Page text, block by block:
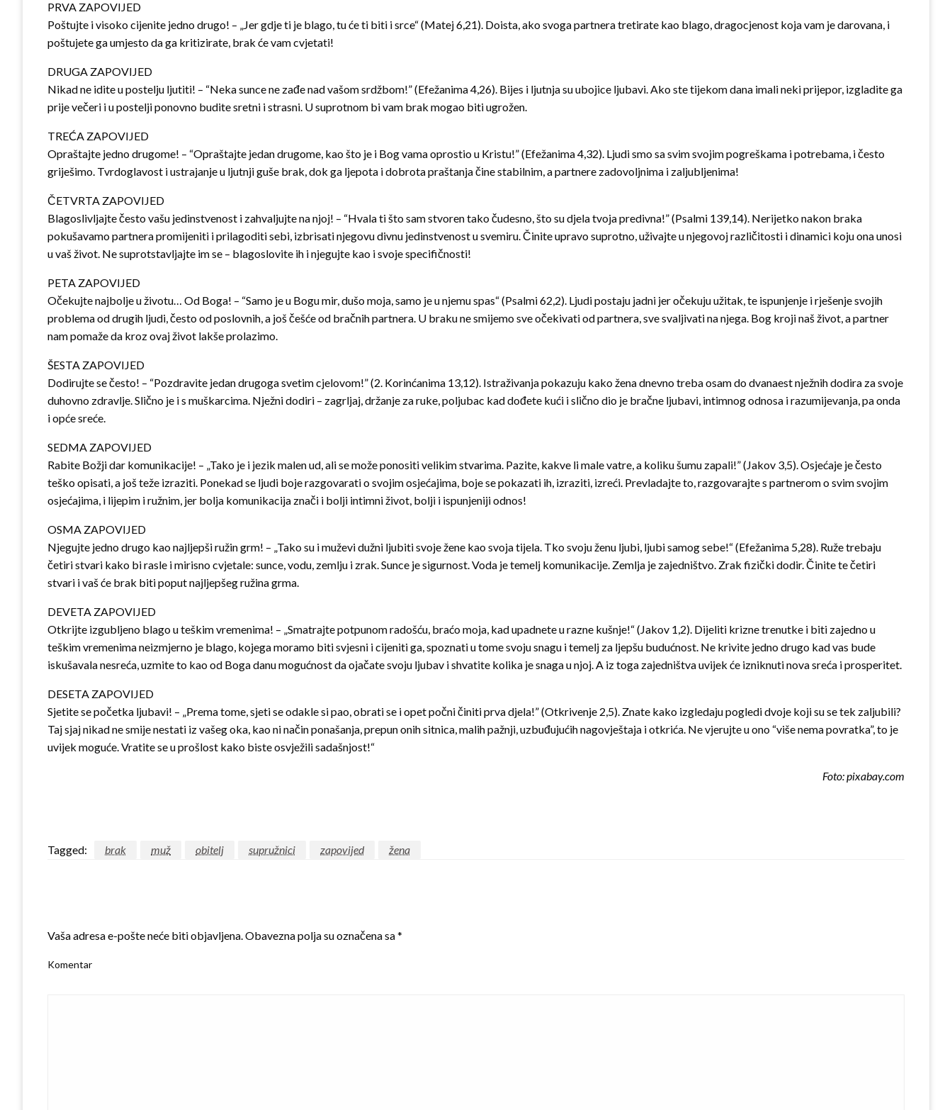
PRVA ZAPOVIJED
Poštujte i visoko cijenite jedno drugo! – „Jer gdje ti je blago, tu će ti biti i srce“ (Matej 6,21). Doista, ako svoga partnera tretirate kao blago, dragocjenost koja vam je darovana, i
poštujete ga umjesto da ga kritizirate, brak će vam cvjetati!
DRUGA ZAPOVIJED
Nikad ne idite u postelju ljutiti! – “Neka sunce ne zađe nad vašom srdžbom!” (Efežanima 4,26). Bijes i ljutnja su ubojice ljubavi. Ako ste tijekom dana imali neki prijepor, izgladite ga
prije večeri i u postelji ponovno budite sretni i strasni. U suprotnom bi vam brak mogao biti ugrožen.
TREĆA ZAPOVIJED
Opraštajte jedno drugome! – “Opraštajte jedan drugome, kao što je i Bog vama oprostio u Kristu!” (Efežanima 4,32). Ljudi smo sa svim svojim pogreškama i potrebama, i često
griješimo. Tvrdoglavost i ustrajanje u ljutnji guše brak, dok ga ljepota i dobrota praštanja čine stabilnim, a partnere zadovoljnima i zaljubljenima!
ČETVRTA ZAPOVIJED
Blagoslivljajte često vašu jedinstvenost i zahvaljujte na njoj! – “Hvala ti što sam stvoren tako čudesno, što su djela tvoja predivna!” (Psalmi 139,14). Nerijetko nakon braka
pokušavamo partnera promijeniti i prilagoditi sebi, izbrisati njegovu divnu jedinstvenost u svemiru. Činite upravo suprotno, uživajte u njegovoj različitosti i dinamici koju ona unosi
u vaš život. Ne suprotstavljajte im se – blagoslovite ih i njegujte kao i svoje specifičnosti!
PETA ZAPOVIJED
Očekujte najbolje u životu… Od Boga! – “Samo je u Bogu mir, dušo moja, samo je u njemu spas“ (Psalmi 62,2). Ljudi postaju jadni jer očekuju užitak, te ispunjenje i rješenje svojih
problema od drugih ljudi, često od poslovnih, a još češće od bračnih partnera. U braku ne smijemo sve očekivati od partnera, sve svaljivati na njega. Bog kroji naš život, a partner
nam pomaže da kroz ovaj život lakše prolazimo.
ŠESTA ZAPOVIJED
Dodirujte se često! – “Pozdravite jedan drugoga svetim cjelovom!” (2. Korinćanima 13,12). Istraživanja pokazuju kako žena dnevno treba osam do dvanaest nježnih dodira za svoje
duhovno zdravlje. Slično je i s muškarcima. Nježni dodiri – zagrljaj, držanje za ruke, poljubac kad dođete kući i slično dio je bračne ljubavi, intimnog odnosa i razumijevanja, pa onda
i opće sreće.
SEDMA ZAPOVIJED
Rabite Božji dar komunikacije! – „Tako je i jezik malen ud, ali se može ponositi velikim stvarima. Pazite, kakve li male vatre, a koliku šumu zapali!” (Jakov 3,5). Osjećaje je često
teško opisati, a još teže izraziti. Ponekad se ljudi boje razgovarati o svojim osjećajima, boje se pokazati ih, izraziti, izreći. Prevladajte to, razgovarajte s partnerom o svim svojim
osjećajima, i lijepim i ružnim, jer bolja komunikacija znači i bolji intimni život, bolji i ispunjeniji odnos!
OSMA ZAPOVIJED
Njegujte jedno drugo kao najljepši ružin grm! – „Tako su i muževi dužni ljubiti svoje žene kao svoja tijela. Tko svoju ženu ljubi, ljubi samog sebe!“ (Efežanima 5,28). Ruže trebaju
četiri stvari kako bi rasle i mirisno cvjetale: sunce, vodu, zemlju i zrak. Sunce je sigurnost. Voda je temelj komunikacije. Zemlja je zajedništvo. Zrak fizički dodir. Činite te četiri
stvari i vaš će brak biti poput najljepšeg ružina grma.
DEVETA ZAPOVIJED
Otkrijte izgubljeno blago u teškim vremenima! – „Smatrajte potpunom radošću, braćo moja, kad upadnete u razne kušnje!“ (Jakov 1,2). Dijeliti krizne trenutke i biti zajedno u
teškim vremenima neizmjerno je blago, kojega moramo biti svjesni i cijeniti ga, spoznati u tome svoju snagu i temelj za ljepšu budućnost. Ne krivite jedno drugo kad vas bude
iskušavala nesreća, uzmite to kao od Boga danu mogućnost da ojačate svoju ljubav i shvatite kolika je snaga u njoj. A iz toga zajedništva uvijek će izniknuti nova sreća i prosperitet.
DESETA ZAPOVIJED
Sjetite se početka ljubavi! – „Prema tome, sjeti se odakle si pao, obrati se i opet počni činiti prva djela!” (Otkrivenje 2,5). Znate kako izgledaju pogledi dvoje koji su se tek zaljubili?
Taj sjaj nikad ne smije nestati iz vašeg oka, kao ni način ponašanja, prepun onih sitnica, malih pažnji, uzbuđujućih nagovještaja i otkrića. Ne vjerujte u ono “više nema povratka”, to je
uvijek moguće. Vratite se u prošlost kako biste osvježili sadašnjost!“
Foto: pixabay.com
Tagged: brak muž obitelj supružnici zapovijed žena
Vaša adresa e-pošte neće biti objavljena.Obavezna polja su označena sa*
Komentar